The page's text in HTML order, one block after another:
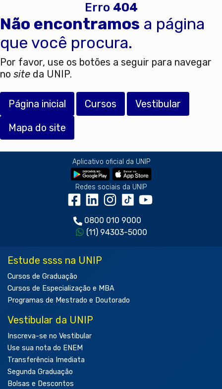
Erro 404
Não encontramos a página
que você procura.
Por favor, use os botões a seguir para navegar
no site da UNIP.
Página inicial Cursos
Vestibular
Mapa do site
Aplicativo oficial da UNIP
Redes sociais da UNIP
0800 010 9000
(11) 94303-5000
Estude ssss na UNIP
Cursos de Graduação
Cursos de Especialização e MBA
Programas de Mestrado e Doutorado
Vestibular da UNIP
Inscreva-se no Vestibular
Use sua nota do ENEM
Transferência Imediata
Segunda Graduação
Bolsas e Descontos